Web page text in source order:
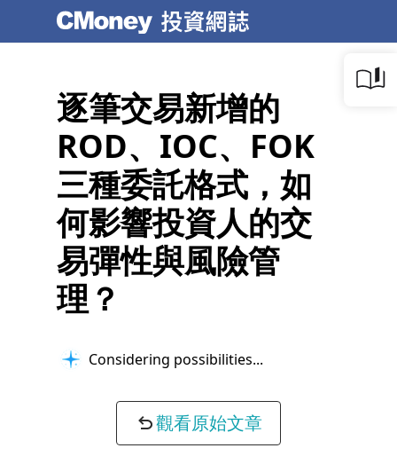
逐筆交易新增的
ROD、IOC、FOK
三種委託格式，如
何影響投資人的交
易彈性與風險管
理？
Considering possibilities...
觀看原始文章